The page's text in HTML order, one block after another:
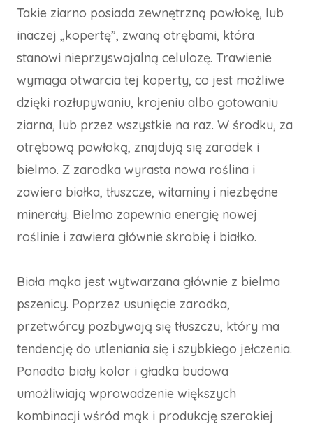
Takie ziarno posiada zewnętrzną powłokę, lub
inaczej „kopertę”, zwaną otrębami, która
stanowi nieprzyswajalną celulozę. Trawienie
wymaga otwarcia tej koperty, co jest możliwe
dzięki rozłupywaniu, krojeniu albo gotowaniu
ziarna, lub przez wszystkie na raz. W środku, za
otrębową powłoką, znajdują się zarodek i
bielmo. Z zarodka wyrasta nowa roślina i
zawiera białka, tłuszcze, witaminy i niezbędne
minerały. Bielmo zapewnia energię nowej
roślinie i zawiera głównie skrobię i białko.
Biała mąka jest wytwarzana głównie z bielma
pszenicy. Poprzez usunięcie zarodka,
przetwórcy pozbywają się tłuszczu, który ma
tendencję do utleniania się i szybkiego jełczenia.
Ponadto biały kolor i gładka budowa
umożliwiają wprowadzenie większych
kombinacji wśród mąk i produkcję szerokiej